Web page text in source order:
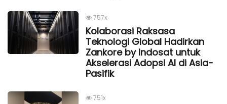
757x
Kolaborasi Raksasa
Teknologi Global Hadirkan
Zankore by Indosat untuk
Akselerasi Adopsi AI di Asia-
Pasifik
751x